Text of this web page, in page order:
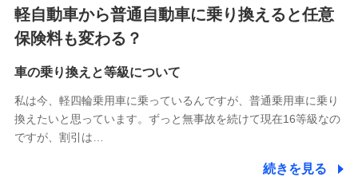
チューリッヒ少額短期保険株式会社
(https://www.zurichssi.co.jp/)
(https://www.tokiomarine-x.co.jp/)
(https://pshoken.co.jp/)
リトルファミリー少額短期保険株式会社
(https://www.littlefamily-ssi.com/)
軽自動車から普通自動車に乗り換えると任意
保険料も変わる？
車の乗り換えと等級について
私は今、軽四輪乗用車に乗っているんですが、普通乗用車に乗り
換えたいと思っています。ずっと無事故を続けて現在16等級なの
ですが、割引は…
続きを見る